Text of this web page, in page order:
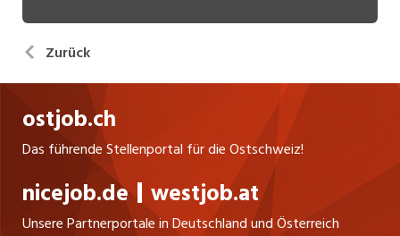
Zurück
ostjob.ch
Das führende Stellenportal für die Ostschweiz!
nicejob.de westjob.at
Unsere Partnerportale in Deutschland und Österreich